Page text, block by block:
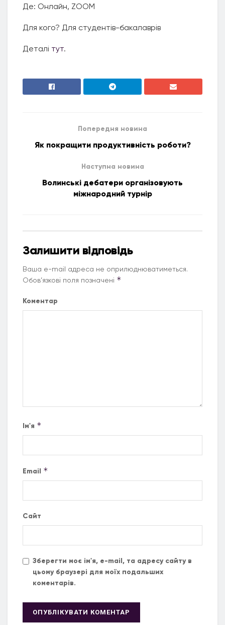
Де: Онлайн, ZOOM
Для кого? Для студентів-бакалаврів
Деталі тут.
Попередня новина
Як покращити продуктивність роботи?
Наступна новина
Волинські дебатери організовують
міжнародний турнір
Залишити відповідь
Ваша e-mail адреса не оприлюднюватиметься.
Обов’язкові поля позначені *
Коментар
Ім'я *
Email *
Сайт
Зберегти моє ім'я, e-mail, та адресу сайту в
цьому браузері для моїх подальших
коментарів.